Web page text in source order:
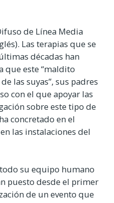
de Línea Media
Las terapias que se
décadas han
que este “maldito
las suyas”, sus padres
con el que apoyar las
sobre este tipo de
concretado en el
las instalaciones del
su equipo humano
puesto desde el primer
de un evento que